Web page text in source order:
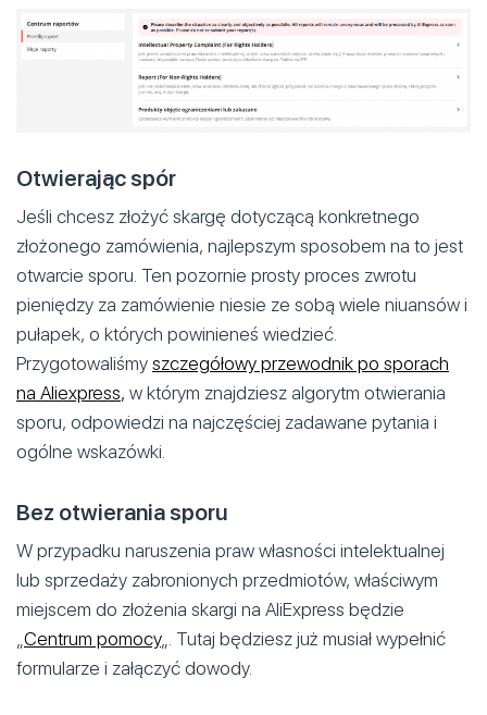
Otwierając spór
Jeśli chcesz złożyć skargę dotyczącą konkretnego
złożonego zamówienia, najlepszym sposobem na to jest
otwarcie sporu. Ten pozornie prosty proces zwrotu
pieniędzy za zamówienie niesie ze sobą wiele niuansów i
pułapek, o których powinieneś wiedzieć.
Przygotowaliśmy szczegółowy przewodnik po sporach
na Aliexpress, w którym znajdziesz algorytm otwierania
sporu, odpowiedzi na najczęściej zadawane pytania i
ogólne wskazówki.
Bez otwierania sporu
W przypadku naruszenia praw własności intelektualnej
lub sprzedaży zabronionych przedmiotów, właściwym
miejscem do złożenia skargi na AliExpress będzie
„Centrum pomocy„. Tutaj będziesz już musiał wypełnić
formularze i załączyć dowody.